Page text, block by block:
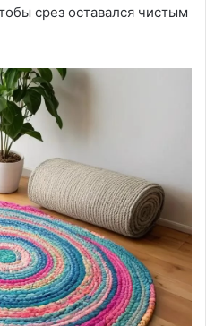
срез оставался чистым